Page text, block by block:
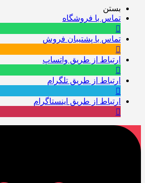
بستن
تماس با فروشگاه
تماس با پشتیبان فروش
ارتباط از طریق واتساپ
ارتباط از طریق تلگرام
ارتباط از طریق اینستاگرام